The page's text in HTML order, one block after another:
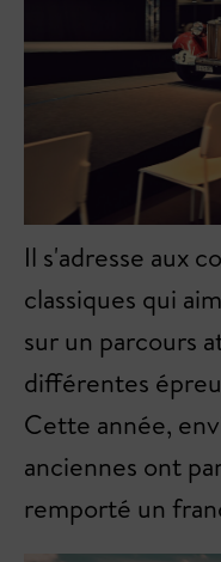
Il s'adresse aux
classiques qui
sur un parcours
différentes
Cette année,
anciennes ont
remporté un